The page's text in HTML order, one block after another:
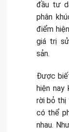
đầu tư
phân
điểm
giá trị
sản.
Được
hiện nay
rời bỏ thị
có thể
nhau.